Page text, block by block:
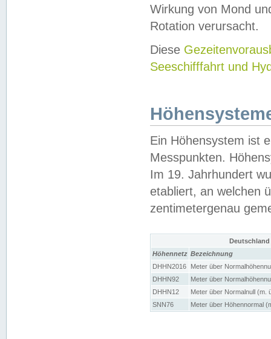
Wirkung von Mond
Rotation verursacht.
Diese
Seeschifffahrt und
Ein Höhensystem ist
Messpunkten.
Im 19. Jahrhundert
etabliert, an welchen
zentimetergenau
Höhennetz Bezeichnung
DHHN2016
Meter über
DHHN92
Meter über
DHHN12
Meter über Normalnull (m.
SNN76
Meter über Höhennormal